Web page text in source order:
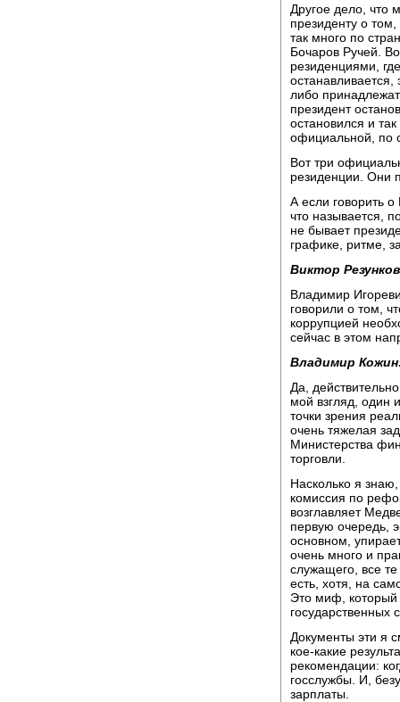
Другое дело, что
президенту о
так много по
Бочаров Ручей.
резиденциями,
либо
президент
остановился и
официальной, по
Вот три
резиденции. Они
А если говорить
что называется,
не бывает
графике, ритме,
Виктор
Владимир
говорили о том,
коррупцией
сейчас в этом
Владимир
Да,
мой взгляд, один
точки зрения
очень тяжелая
Министерства
торговли.
Насколько я
комиссия по
возглавляет
первую очередь,
основном,
очень много и
служащего, все
есть, хотя, на
Это миф, который
Документы эти я
кое-какие
рекомендации:
госслужбы. И,
зарплаты.